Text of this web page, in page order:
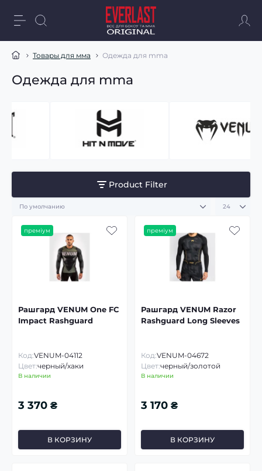
Товары для мма Одежда для mma
Одежда для mma
Product Filter
преміум
Рашгард VENUM One FC
Impact Rashguard
Код:VENUM-04112
Цвет:черный/хаки
В наличии
3 370 ₴
В КОРЗИНУ
преміум
Рашгард VENUM Razor
Rashguard Long Sleeves
Код:VENUM-04672
Цвет:черный/золотой
В наличии
3 170 ₴
В КОРЗИНУ